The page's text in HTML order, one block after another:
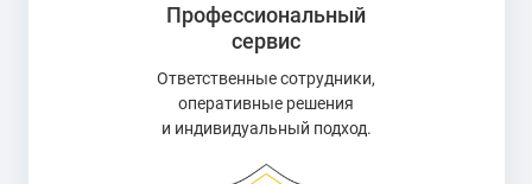
Профессиональный
сервис
Ответственные сотрудники,
оперативные решения
и индивидуальный подход.